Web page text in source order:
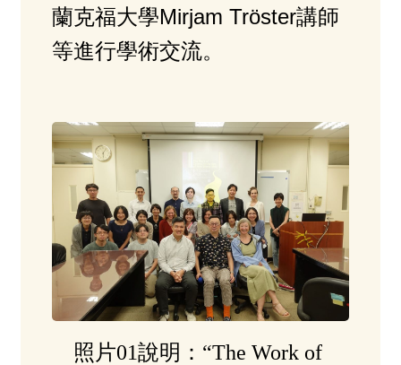
蘭克福大學Mirjam Tröster講師
等進行學術交流。
照片01說明： “The Work of